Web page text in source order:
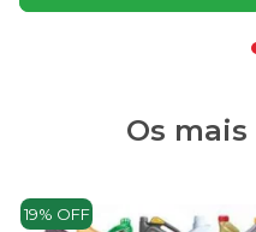
Os mais
19% OFF